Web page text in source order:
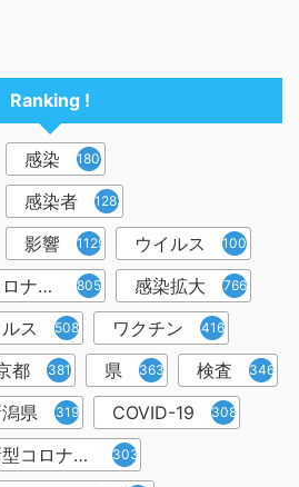
Ranking !
感染 1809
感染者 1283
影響 1129 ウイルス 1001
新型コロナウイルス感染 805 感染拡大 766
ス 508 ワクチン 416
都 381 県 363 検査 346
県 319 COVID-19 308
新型コロナウィルス感染症 303